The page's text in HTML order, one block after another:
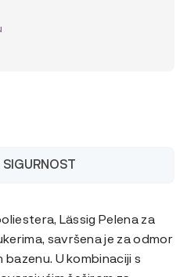
SIGURNOST
Lässig Pelena za
savršena je za odmor
U kombinaciji s